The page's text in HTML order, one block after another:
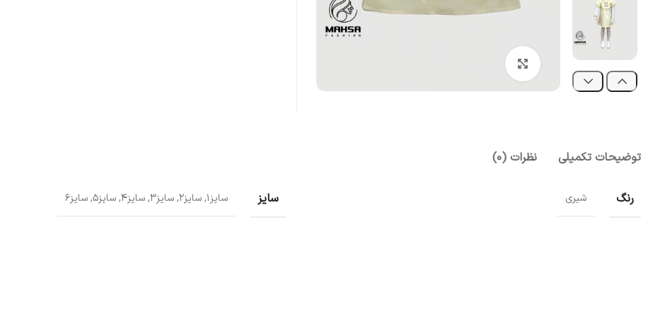
بزرگنمایی تصویر
توضیحات تکمیلی نظرات (0)
رنگ شیری سایز سایز1, سایز2, سایز3, سایز4, سایز5, سایز6